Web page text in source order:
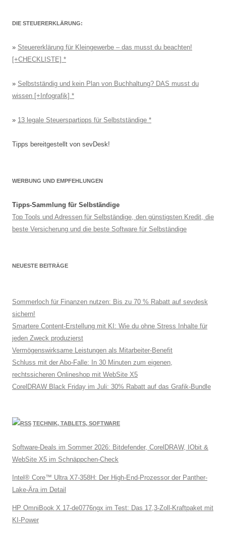
DIE STEUERERKLÄRUNG:
» Steuererklärung für Kleingewerbe – das musst du beachten!
[+CHECKLISTE]
» Selbstständig und kein Plan von Buchhaltung? DAS musst du
wissen [+Infografik]
» 13 legale Steuerspartipps für Selbstständige
Tipps bereitgestellt von sevDesk!
WERBUNG UND EMPFEHLUNGEN
Tipps-Sammlung für Selbständige
Top Tools und Adressen für Selbständige, den günstigsten Kredit, die
beste Versicherung und die beste Software für Selbständige
NEUESTE BEITRÄGE
Sommerloch für Finanzen nutzen: Bis zu 70 % Rabatt auf sevdesk
sichern!
Smartere Content-Erstellung mit KI: Wie du ohne Stress Inhalte für
jeden Zweck produzierst
Vermögenswirksame Leistungen als Mitarbeiter-Benefit
Schluss mit der Abo-Falle: In 30 Minuten zum eigenen,
rechtssicheren Onlineshop mit WebSite X5
CorelDRAW Black Friday im Juli: 30% Rabatt auf das Grafik-Bundle
TECHNIK, TABLETS, SOFTWARE
Software-Deals im Sommer 2026: Bitdefender, CorelDRAW, IObit &
WebSite X5 im Schnäppchen-Check
Intel® Core™ Ultra X7-358H: Der High-End-Prozessor der Panther-
Lake-Ära im Detail
HP OmniBook X 17-de0776ngx im Test: Das 17,3-Zoll-Kraftpaket mit
KI-Power